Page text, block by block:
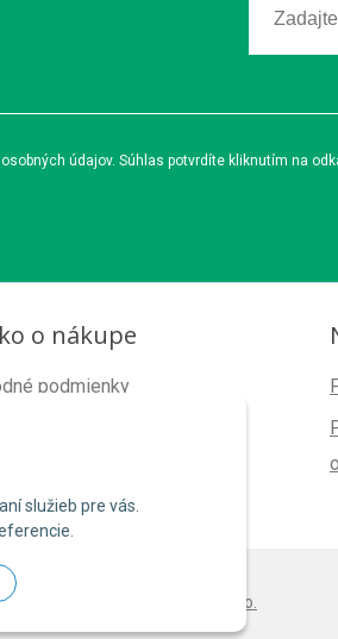
služieb pre vás.
údajov. Súhlas potvrdíte kliknutím na
o nákupe
podmienky
Connector NextCom s.r.o.